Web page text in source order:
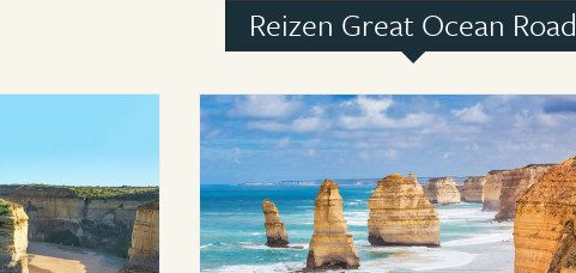
Reizen Great Ocean Road